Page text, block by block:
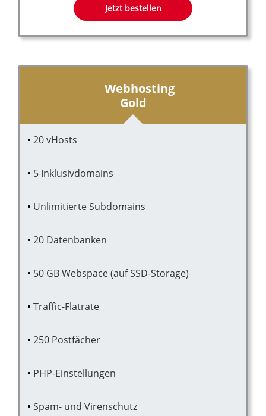
Jetzt bestellen
Webhosting
Gold
20 vHosts
5 Inklusivdomains
Unlimitierte Subdomains
20 Datenbanken
50 GB Webspace (auf SSD-Storage)
Traffic-Flatrate
250 Postfächer
PHP-Einstellungen
Spam- und Virenschutz